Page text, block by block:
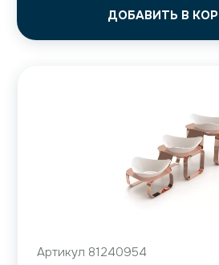
ДОБАВИТЬ В
Артикул 81240954